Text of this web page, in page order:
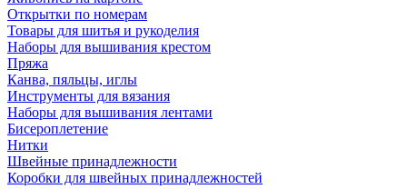
Открытки по номерам
Товары для шитья и рукоделия
Наборы для вышивания крестом
Пряжа
Канва, пяльцы, иглы
Инструменты для вязания
Наборы для вышивания лентами
Бисероплетение
Нитки
Швейные принадлежности
Коробки для швейных принадлежностей